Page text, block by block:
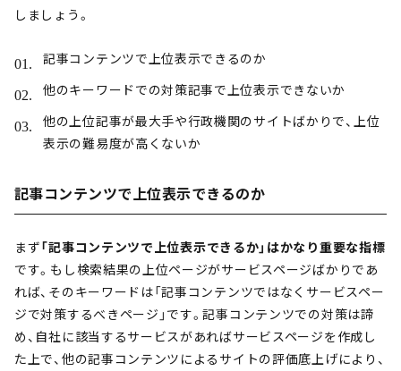
しましょう。
記事コンテンツで上位表示できるのか
他のキーワードでの対策記事で上位表示できないか
他の上位記事が最大手や行政機関のサイトばかりで、上位
表示の難易度が高くないか
記事コンテンツで上位表示できるのか
まず「記事コンテンツで上位表示できるか」はかなり重要な指標
です。もし検索結果の上位ページがサービスページばかりであ
れば、そのキーワードは「記事コンテンツではなくサービスペー
ジで対策するべきページ」です。記事コンテンツでの対策は諦
め、自社に該当するサービスがあればサービスページを作成し
た上で、他の記事コンテンツによるサイトの評価底上げにより、